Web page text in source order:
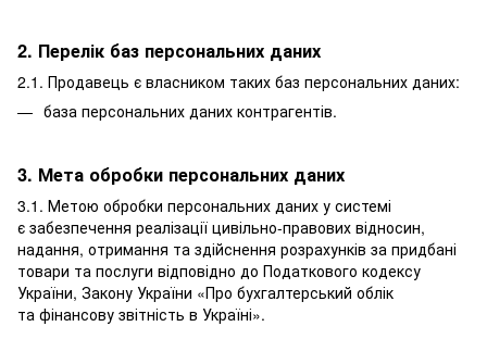
2. Перелік баз персональних даних
2.1. Продавець є власником таких баз персональних даних:
база персональних даних контрагентів.
3. Мета обробки персональних даних
3.1. Метою обробки персональних даних у системі
є забезпечення реалізації цивільно-правових відносин,
надання, отримання та здійснення розрахунків за придбані
товари та послуги відповідно до Податкового кодексу
України, Закону України «Про бухгалтерський облік
та фінансову звітність в Україні».